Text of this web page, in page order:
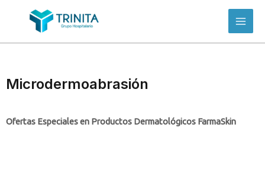
Microdermoabrasión
Ofertas Especiales en Productos Dermatológicos FarmaSkin